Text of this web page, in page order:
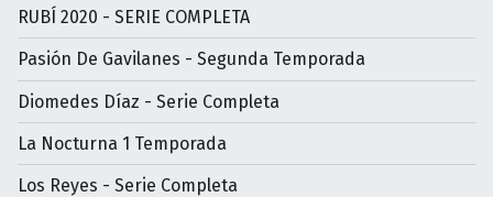
RUBÍ 2020 - SERIE COMPLETA
Pasión De Gavilanes - Segunda Temporada
Diomedes Díaz - Serie Completa
La Nocturna 1 Temporada
Los Reyes - Serie Completa